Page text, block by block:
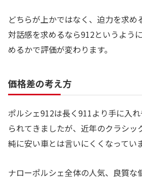
どちらが上かではなく、迫力を求め
対話感を求めるなら912というよう
めるかで評価が変わります。
価格差の考え方
ポルシェ912は長く911より手に入
られてきましたが、近年のクラシッ
純に安い車とは言いにくくなっていま
ナローポルシェ全体の人気、良質な